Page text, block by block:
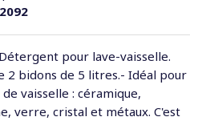
Détergent pour lave-vaisselle.
2 bidons de 5 litres.- Idéal pour
vaisselle : céramique,
verre, cristal et métaux. C'est